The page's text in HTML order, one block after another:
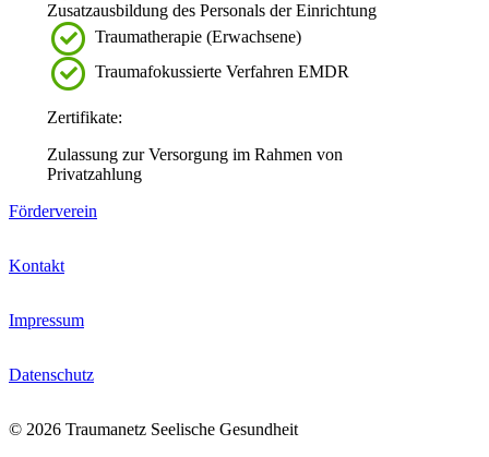
Zusatzausbildung des Personals der Einrichtung
Traumatherapie (Erwachsene)
Traumafokussierte Verfahren EMDR
Zertifikate:
Zulassung zur Versorgung im Rahmen von
Privatzahlung
Förderverein
Kontakt
Impressum
Datenschutz
© 2026 Traumanetz Seelische Gesundheit